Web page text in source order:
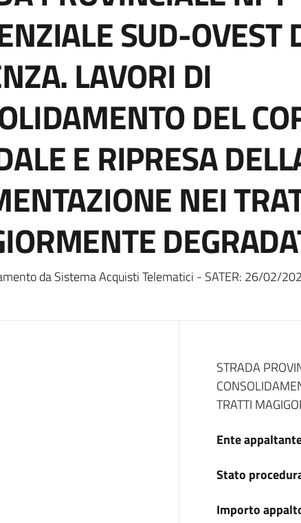
SUD-OVEST
LAVORI DI
DEL
E RIPRESA
NEI
da Sistema Acquisti Telematici - SATER: 26/02/
Dati del
STRADA
TRATTI
Ente
Stato
Importo